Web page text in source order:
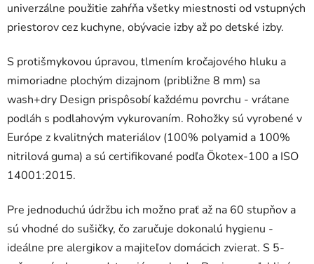
univerzálne použitie zahŕňa všetky miestnosti od vstupných
priestorov cez kuchyne, obývacie izby až po detské izby.
S protišmykovou úpravou, tlmením kročajového hluku a
mimoriadne plochým dizajnom (približne 8 mm) sa
wash+dry Design prispôsobí každému povrchu - vrátane
podláh s podlahovým vykurovaním. Rohožky sú vyrobené v
Európe z kvalitných materiálov (100% polyamid a 100%
nitrilová guma) a sú certifikované podľa Ökotex-100 a ISO
14001:2015.
Pre jednoduchú údržbu ich možno prať až na 60 stupňov a
sú vhodné do sušičky, čo zaručuje dokonalú hygienu -
ideálne pre alergikov a majiteľov domácich zvierat. S 5-